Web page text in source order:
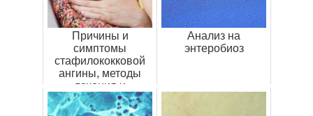
Причины и
симптомы
стафилококковой
ангины, методы
лечения и
профилактика
Анализ на
энтеробиоз